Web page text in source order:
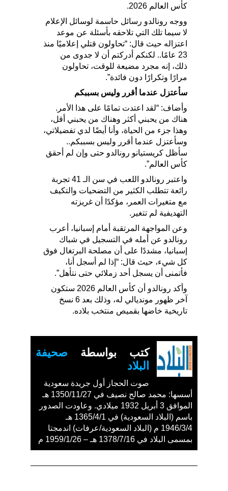
كأس العالم 2026.
ووجه رونالدو رسائل حاسمة لوسائل الإعلام
لا سيما تلك التي تلاحقه بأسئلة عن موعد
اعتزاله حيث قال: “تحاولون قتلي إعلاميًا منذ
23 عامًا.. لكنكم أدركتم أن لا جدوى من
ذلك، إنه مجرد مضيعة للوقت، تحاولون
مرارًا وتكرارًا دون فائدة”.
سأعتزل عندما أقرر وليس بسببكم
وأضاف: “لقد اعتدت تمامًا على هذا الأمر.
هناك من يحبني أكثر وهناك من يحبني أقل،
وهذا جزء من الحياة، وأنا أيضًا لدي تفضيلاتي،
وسأعتزل عندما أقرر وليس بسببكم..
سأظل كريستيانو رونالدو حتى وإن لم أحقق
كأس العالم”.
واعتبر رونالدو اللعب في سن الـ 41 تجربة
رائعة تتطلب الكثير من التضحيات والتكيف
مع متغيرات العمر، مؤكدًا أن غريزته
التهديفية لم تتغير.
وعن المواجهة المرتقبة أمام إسبانيا، أعرب
رونالدو عن أمله في التسجيل في شباك
إسبانيا، مشددًا على أن مصلحة البرتغال فوق
كل شيء، حيث قال: “إذا لم أسجل أنا،
فأتمنى أن يسجل أحد زملائي حتى نتأهل”.
وأكد رونالدو أن كأس العالم 2026 ستكون
آخر ظهور مونديالي له، وذلك بعد 6 نسخ
تاريخية خاضها بقميص منتخب بلاده.
كتب بواسطة صحيفة
البلاد
صوت الحجاز أول جريدة سعودية
أسسها: محمد صالح نصيف في 1350/11/27 هـ
الموافق 3 أبريل 1932 ميلادي. وعاودت الصدور
باسم (البلاد السعودية) في 1365/4/1 هـ
1946/3/4 م (البلاد السعودية/عرفات) اندمجتا
بمسمى البلاد في 1378/7/16 هـ – 1959/1/26 م